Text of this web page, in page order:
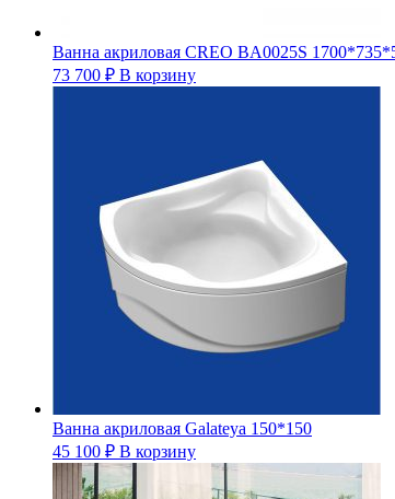
Ванна акриловая CREO BA0025S
73 700 ₽ В корзину
Ванна акриловая Galateya 150*150
45 100 ₽ В корзину